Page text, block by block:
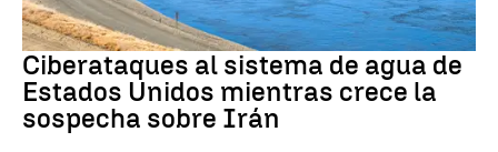
Guerra Irán
Ciberataques al sistema de agua de
Estados Unidos mientras crece la
sospecha sobre Irán